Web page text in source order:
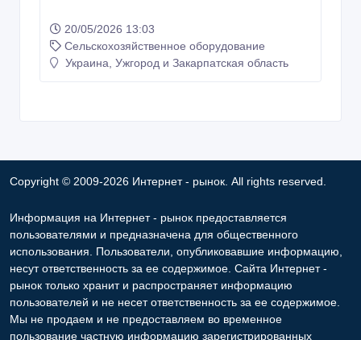
20/05/2026 13:03
Сельскохозяйственное оборудование
Украина, Ужгород и Закарпатская область
Copyright © 2009-2026 Интернет - рынок. All rights reserved.
Информация на Интернет - рынок предоставляется
пользователями и предназначена для общественного
использования. Пользователи, опубликовавшие информацию,
несут ответственность за ее содержимое. Сайта Интернет -
рынок только хранит и распространяет информацию
пользователей и не несет ответственность за ее содержимое.
Мы не продаем и не предоставляем во временное
пользование частную информацию зарегистрированных